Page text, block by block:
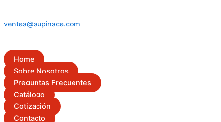
ventas@supinsca.com
Home
Sobre Nosotros
Preguntas Frecuentes
Catálogo
Cotización
Contacto